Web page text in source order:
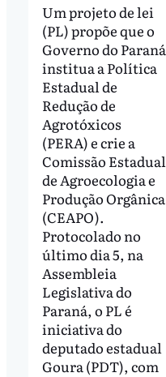
Um projeto de lei
(PL) propõe que o
Governo do Paraná
institua a Política
Estadual de
Redução de
Agrotóxicos
(PERA) e crie a
Comissão Estadual
de Agroecologia e
Produção Orgânica
(CEAPO).
Protocolado no
último dia 5, na
Assembleia
Legislativa do
Paraná, o PL é
iniciativa do
deputado estadual
Goura (PDT), com